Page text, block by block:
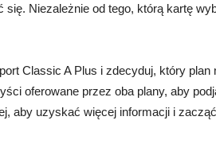
Niezależnie od tego, którą kartę
Classic A Plus i zdecyduj, który plan
oferowane przez oba plany, aby
aby uzyskać więcej informacji i zacząć